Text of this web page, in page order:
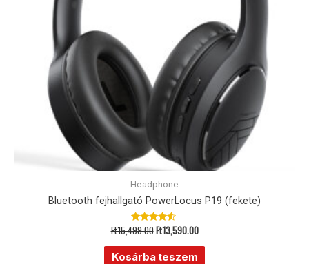
Headphone
Bluetooth fejhallgató PowerLocus P19 (fekete)
Értékelés:
4.33
/ 5
Ft15,499.00Ft13,590.00
Kosárba teszem